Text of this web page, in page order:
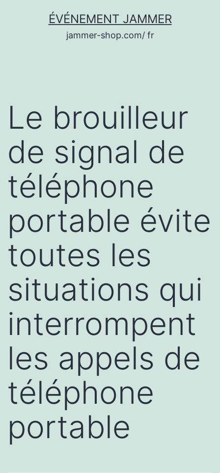
ÉVÉNEMENT JAMMER
jammer-shop.com/ fr
Le brouilleur
de signal de
téléphone
portable évite
toutes les
situations qui
interrompent
les appels de
téléphone
portable